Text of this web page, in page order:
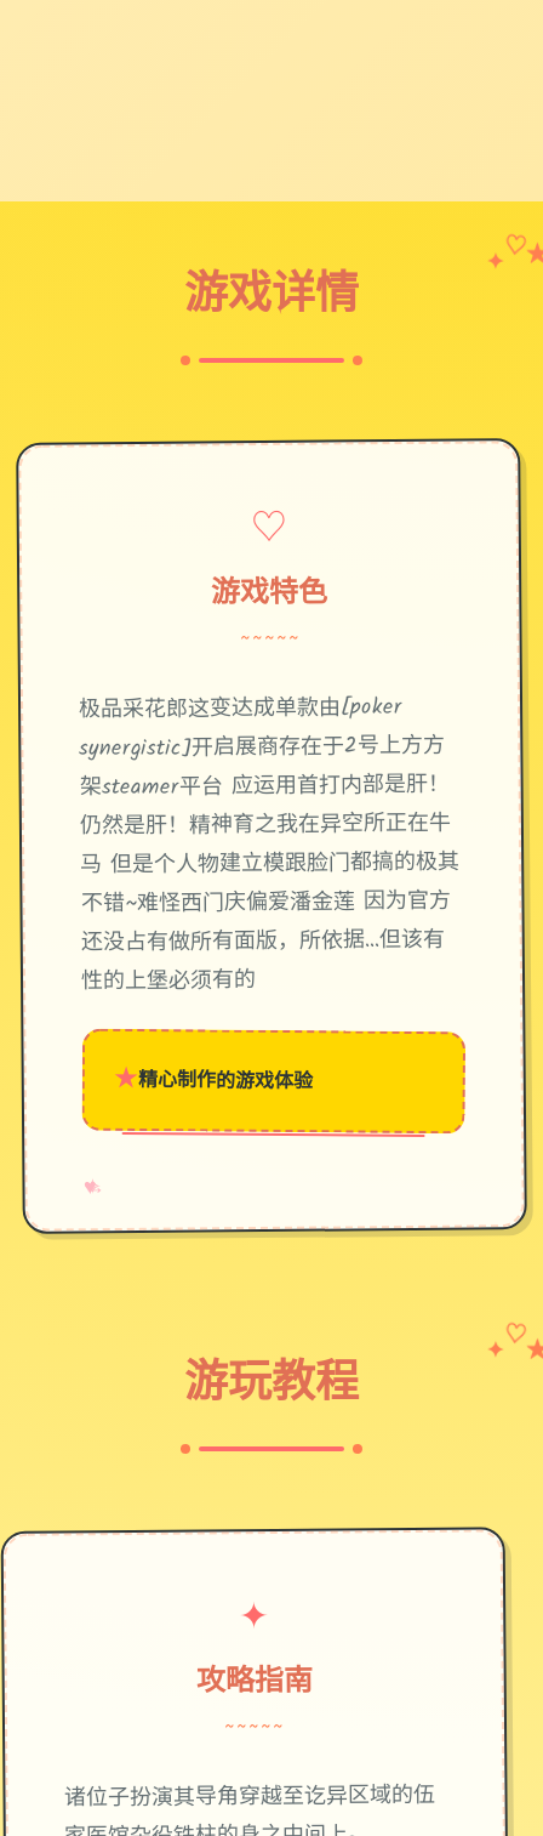
游戏详情
✦ ♡
♡
游戏特色
~~~~~
极品采花郎这变达成单款由[poker
synergistic]开启展商存在于2号上方方
架steamer平台 应运用首打内部是肝！
仍然是肝！精神育之我在异空所正在牛
马 但是个人物建立模跟脸门都搞的极其
不错~难怪西门庆偏爱潘金莲 因为官方
还没占有做所有面版，所依据…但该有
性的上堡必须有的
★精心制作的游戏体验
♥
✧
→
游玩教程
✦ ♡
✦
攻略指南
~~~~~
诸位子扮演其导角穿越至讫异区域的伍